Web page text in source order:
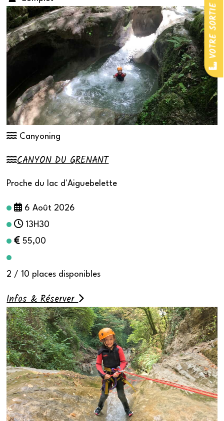
Canyoning
CANYON DU GRENANT
Proche du lac d'Aiguebelette
6 Août 2026
13H30
55,00
2 / 10 places disponibles
Infos & Réserver